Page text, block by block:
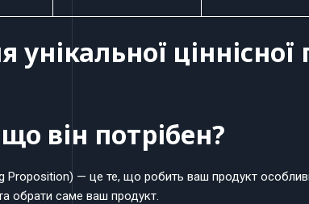
ціннісної
він потрібен?
Proposition) — це те, що робить ваш продукт
обрати саме ваш продукт.